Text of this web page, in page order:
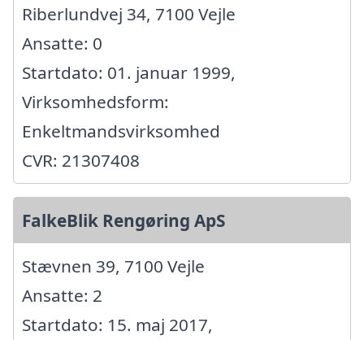
Riberlundvej 34, 7100 Vejle
Ansatte: 0
Startdato: 01. januar 1999,
Virksomhedsform:
Enkeltmandsvirksomhed
CVR: 21307408
FalkeBlik Rengøring ApS
Stævnen 39, 7100 Vejle
Ansatte: 2
Startdato: 15. maj 2017,